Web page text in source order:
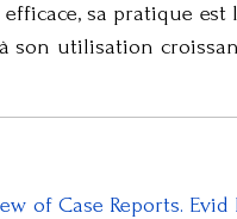
sa pratique
son utilisation
of Case Reports.